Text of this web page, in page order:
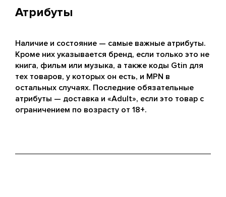
Атрибуты
Наличие и состояние — самые важные атрибуты.
Кроме них указывается бренд, если только это не
книга, фильм или музыка, а также коды Gtin для
тех товаров, у которых он есть, и MPN в
остальных случаях. Последние обязательные
атрибуты — доставка и «Adult», если это товар с
ограничением по возрасту от 18+.